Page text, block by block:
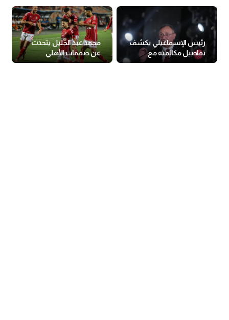
رئيس الإسماعيلي يكشف
تفاصيل مكالمته مع
الخطيب
محمد عبد الجليل يتحدث
عن صفقات الأهلي
والزمالك